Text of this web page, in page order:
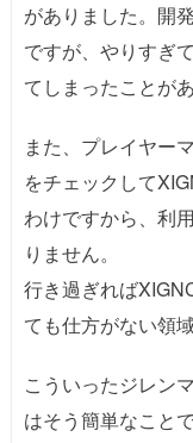
がありました。開
ですが、やりすぎ
てしまったことが
また、プレイヤー
をチェックして
わけですから、利
りません。
行き過ぎれば
ても仕方がない領
こういったジレン
はそう簡単なこと